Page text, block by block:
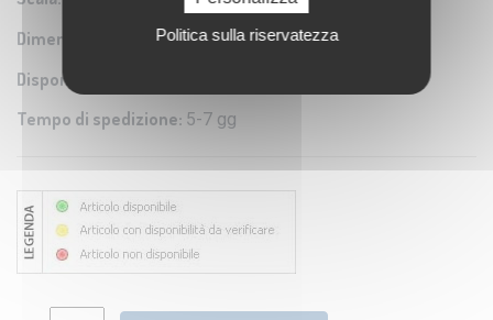
Dimensioni: 45X38 cm
Disponibilità:
Tempo di spedizione: 5-7 gg
Politica sulla riservatezza